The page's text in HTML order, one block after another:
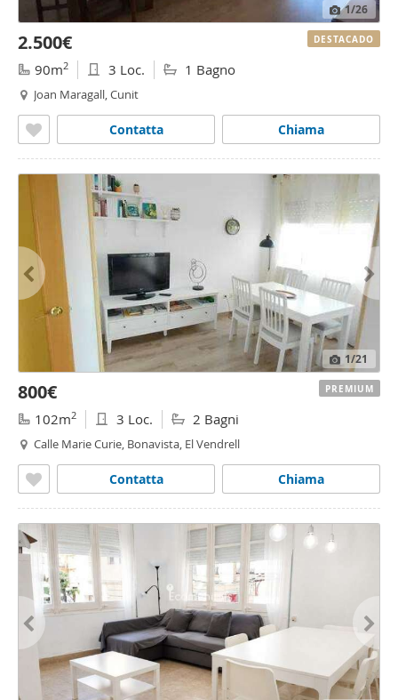
1/26
2.500€
90m2 3 Loc. 1 Bagno
Joan Maragall, Cunit
Chiama
Contatta
DESTACADO
1/21
800€
102m2 3 Loc. 2 Bagni
Calle Marie Curie, Bonavista, El Vendrell
Chiama
Contatta
PREMIUM